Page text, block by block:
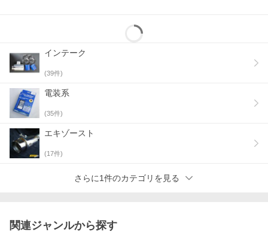
インテーク
(39件)
電装系
(35件)
エキゾースト
(17件)
さらに1件のカテゴリを見る
関連ジャンルから探す